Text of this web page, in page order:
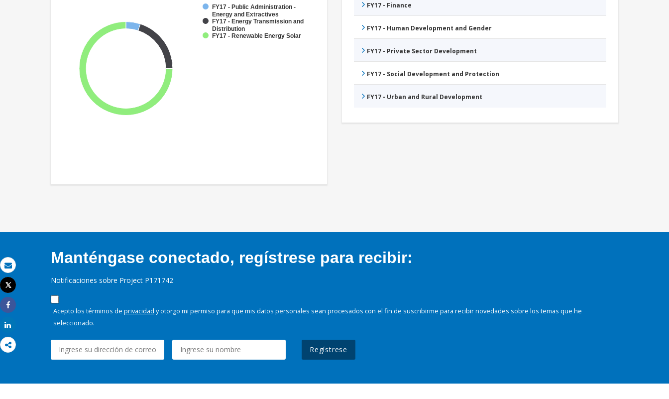
Correo electrónico
Imprimir
Tweet
Share
FY17 - Public Administration -
Energy and Extractives
FY17 - Energy Transmission and
Distribution
FY17 - Renewable Energy Solar
FY17 - Finance
FY17 - Human Development and Gender
FY17 - Private Sector Development
FY17 - Social Development and Protection
FY17 - Urban and Rural Development
Manténgase conectado, regístrese para recibir:
Notificaciones sobre Project P171742
Acepto los términos de privacidad y otorgo mi permiso para que mis datos personales sean procesados con el fin de suscribirme para recibir novedades sobre los temas que he
seleccionado.
Regístrese